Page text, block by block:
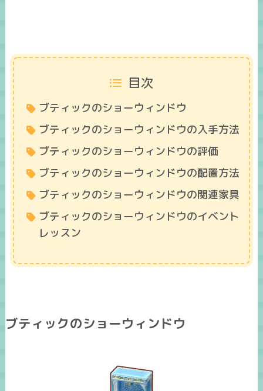
目次
ブティックのショーウィンドウ
ブティックのショーウィンドウの入手方法
ブティックのショーウィンドウの評価
ブティックのショーウィンドウの配置方法
ブティックのショーウィンドウの関連家具
ブティックのショーウィンドウのイベント
レッスン
ブティックのショーウィンドウ